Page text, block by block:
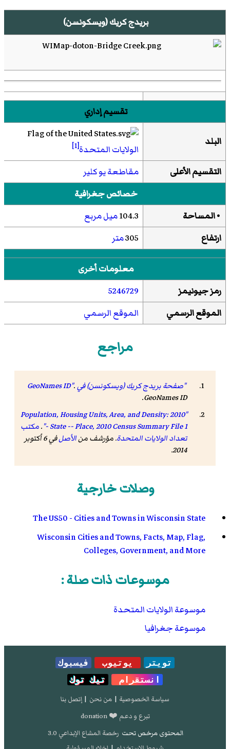
بريدج كريك (ويسكونسن)
تقسيم إداري
البلد
الولايات المتحدة[1]
التقسيم الأعلى
مقاطعة يو كلير
خصائص جغرافية
• المساحة
104.3ميل مربع
ارتفاع
305متر
معلومات أخرى
رمز جيونيمز
5246729
الموقع الرسمي
الموقع الرسمي
مراجع
"صفحة بريدج كريك (ويسكونسن) في GeoNames ID".
GeoNames ID
.
"Population, Housing Units, Area, and Density: 2010
- State -- Place, 2010 Census Summary File 1"
.مكتب
تعداد الولايات المتحدة. مؤرشف منالأصل
في 6 أكتوبر
2014
.
وصلات خارجية
The US50 - Cities and Towns in Wisconsin State
Wisconsin Cities and Towns, Facts, Map, Flag,
Colleges, Government, and More
موسوعات ذات صلة :
موسوعة الولايات المتحدة
موسوعة جغرافيا
تويتر يوتيوب
فيسبوك
انستقرام
تيك توك
سياسة الخصوصية | من نحن | إتصل بنا
تبرع و دعم ❤️ donation
المحتوى مرخص تحت رخصة المشاع الإبداعي 3.0